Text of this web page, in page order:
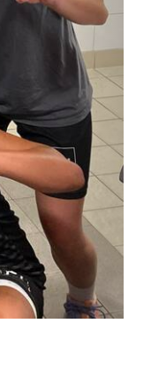
Bressuire, suite
Neveur face à
avec pour objectif
mi-temps, les
se sont